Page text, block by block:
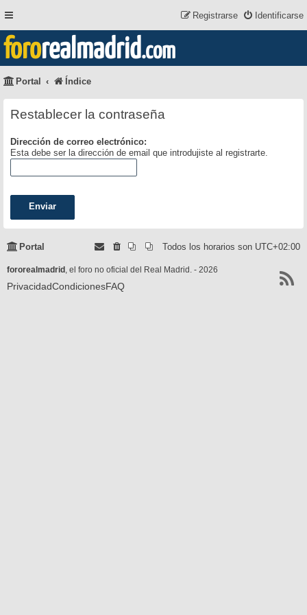
Identificarse
Registrarse
fororealmadrid.com
Portal Índice
Restablecer la contraseña
Dirección de correo electrónico:
Esta debe ser la dirección de email que introdujiste al registrarte.
Portal Todos los horarios son UTC+02:00
fororealmadrid , el foro no oficial del Real Madrid. - 2026
PrivacidadCondicionesFAQ